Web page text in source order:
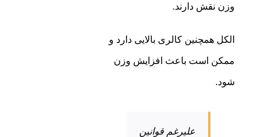
وزن نقش دارند.
الکل همچنین کالری بالایی دارد و
ممکن است باعث افزایش وزن
شود.
علیرغم قوانین